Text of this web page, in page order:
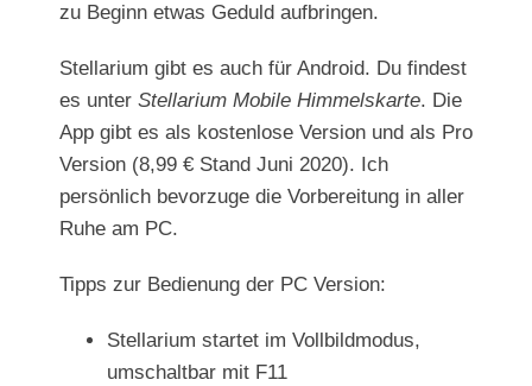
zu Beginn etwas Geduld aufbringen.
Stellarium gibt es auch für Android. Du findest
es unter Stellarium Mobile Himmelskarte. Die
App gibt es als kostenlose Version und als Pro
Version (8,99 € Stand Juni 2020). Ich
persönlich bevorzuge die Vorbereitung in aller
Ruhe am PC.
Tipps zur Bedienung der PC Version:
Stellarium startet im Vollbildmodus,
umschaltbar mit F11